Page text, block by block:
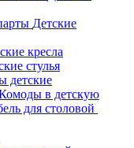
Детские
кресла
стулья
детские
в детскую
для столовой